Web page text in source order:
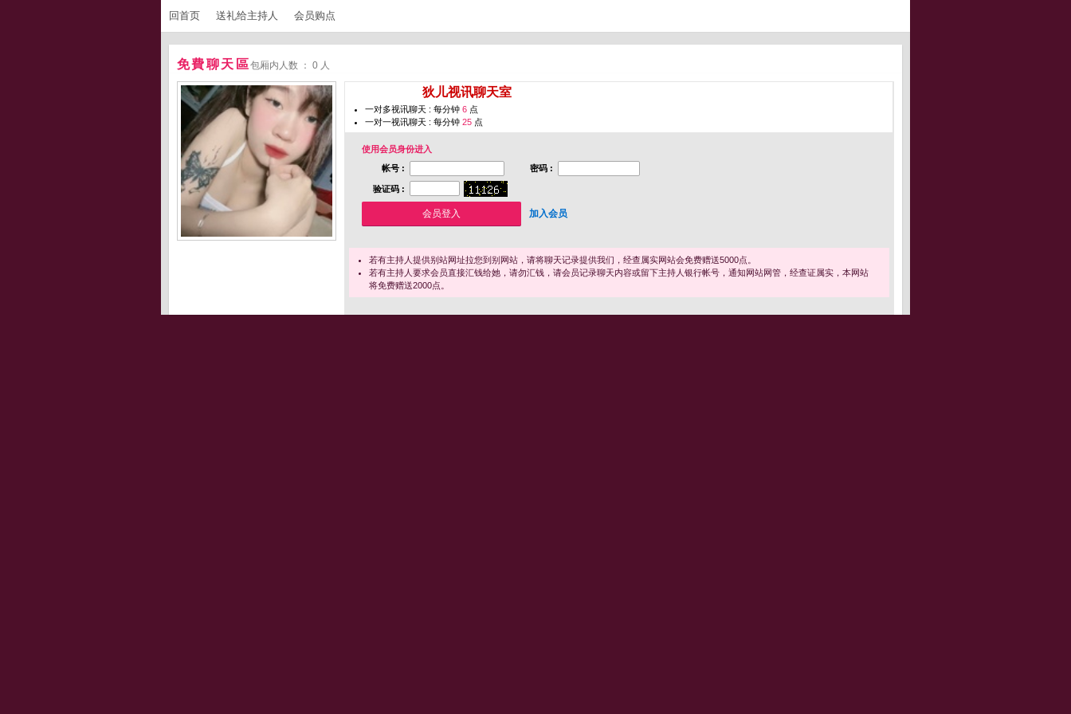
回首页 送礼给主持人 会员购点
免費聊天區包厢内人数 ： 0 人
狄儿视讯聊天室
一对多视讯聊天 : 每分钟 6 点
一对一视讯聊天 : 每分钟 25 点
使用会员身份进入
帐号 :
密码 :
验证码 :
加入会员
若有主持人提供别站网址拉您到别网站，请将聊天记录提供我们，经查属实网站会免费赠送5000点。
若有主持人要求会员直接汇钱给她，请勿汇钱，请会员记录聊天内容或留下主持人银行帐号，通知网站网管，经查证属实，本网站
将免费赠送2000点。